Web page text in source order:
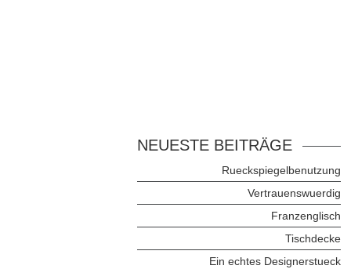
NEUESTE BEITRÄGE
Rueckspiegelbenutzung
Vertrauenswuerdig
Franzenglisch
Tischdecke
Ein echtes Designerstueck